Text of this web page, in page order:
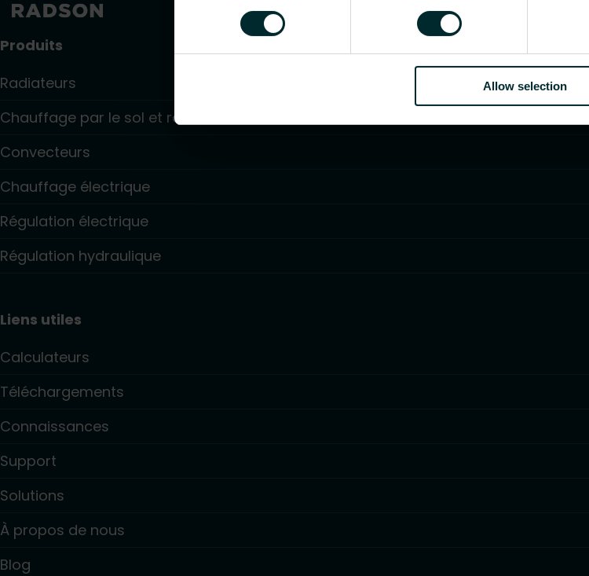
Allow selection
Produits
Radiateurs
Chauffage par le sol et raffraîchissant
Convecteurs
Chauffage électrique
Régulation électrique
Régulation hydraulique
Liens utiles
Calculateurs
Téléchargements
Connaissances
Support
Solutions
À propos de nous
Blog